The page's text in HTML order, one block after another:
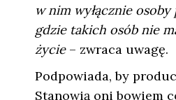
w nim wyłącznie
gdzie takich osób nie
życie – zwraca uwagę.
Podpowiada, by
Stanowią oni bowiem